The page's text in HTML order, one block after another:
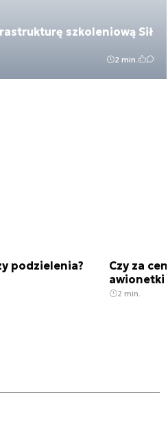
szkoleniową Sił
2 min.
podzielenia?
Czy za
awionetki
2 min.